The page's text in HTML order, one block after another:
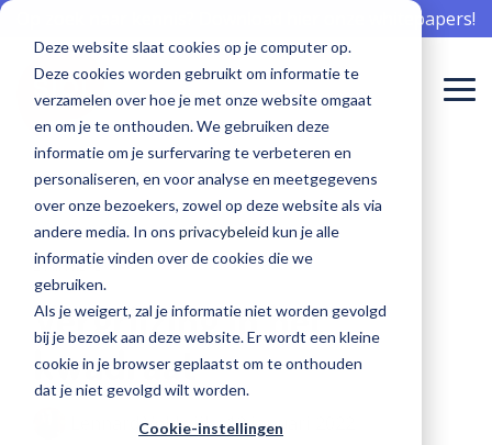
Deze website slaat cookies op je computer op.
Deze cookies worden gebruikt om informatie te
verzamelen over hoe je met onze website omgaat
en om je te onthouden. We gebruiken deze
informatie om je surfervaring te verbeteren en
personaliseren, en voor analyse en meetgegevens
over onze bezoekers, zowel op deze website als via
andere media. In ons privacybeleid kun je alle
informatie vinden over de cookies die we
gebruiken.
Als je weigert, zal je informatie niet worden gevolgd
bij je bezoek aan deze website. Er wordt een kleine
cookie in je browser geplaatst om te onthouden
dat je niet gevolgd wilt worden.
Cookie-instellingen
Skip
main
content.
Op zoek naar kennis? Download hier onze whitepapers!
Software voor onboarding
De beste onboarding begint hier
Sociaal intranet
Hét intranet, specifiek voor de zorg
Software voor een modern MTO
Software voor offboarding
Haal het goud op en creëer ambassadeurs
Software voor engagement
Bereik zorgprofessionals écht
Meepraten
over
software
voor de
experience?
Communicatie professional
Bereik zorgprofessionals met aandacht
HR professional
Op naar de beste employee experience
ICT professional
Veilig en vertrouwd innovatie toepassen
Sibi is er voor...
Verpleging, Verzorging en
Ziekenhuiszorg
Gehandicaptenzorg
Aan de slag
met
software
voor
Events
Kom langs en leer van elkaar
Blogs
Interessante kennis over het behoud van medewerkers
Whitepapers
Gebruik kennis in jouw organisatie
Workshops
Aan de slag met de perfecte employee experience
Meepraten
over
software
voor de
experience?
Waarom Sibi
De zorg nu en in de toekomst beschikbaar houden
Cases
Succesverhalen van onze klanten
Team
Welke knappe koppen werken bij Sibi
Werken bij Sibi
Help ons mee, maak ook impact voor de zorg
Nieuwsberichten
Sibi in het nieuws
2 MIN READ
Vergrijzing in het
kwadraat
Lennard Veldwijk:12 januari 2022